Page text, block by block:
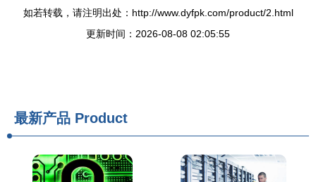
如若转载，请注明出处：http://www.dyfpk.com/product/2.html
更新时间：2026-08-08 02:05:55
最新产品 Product